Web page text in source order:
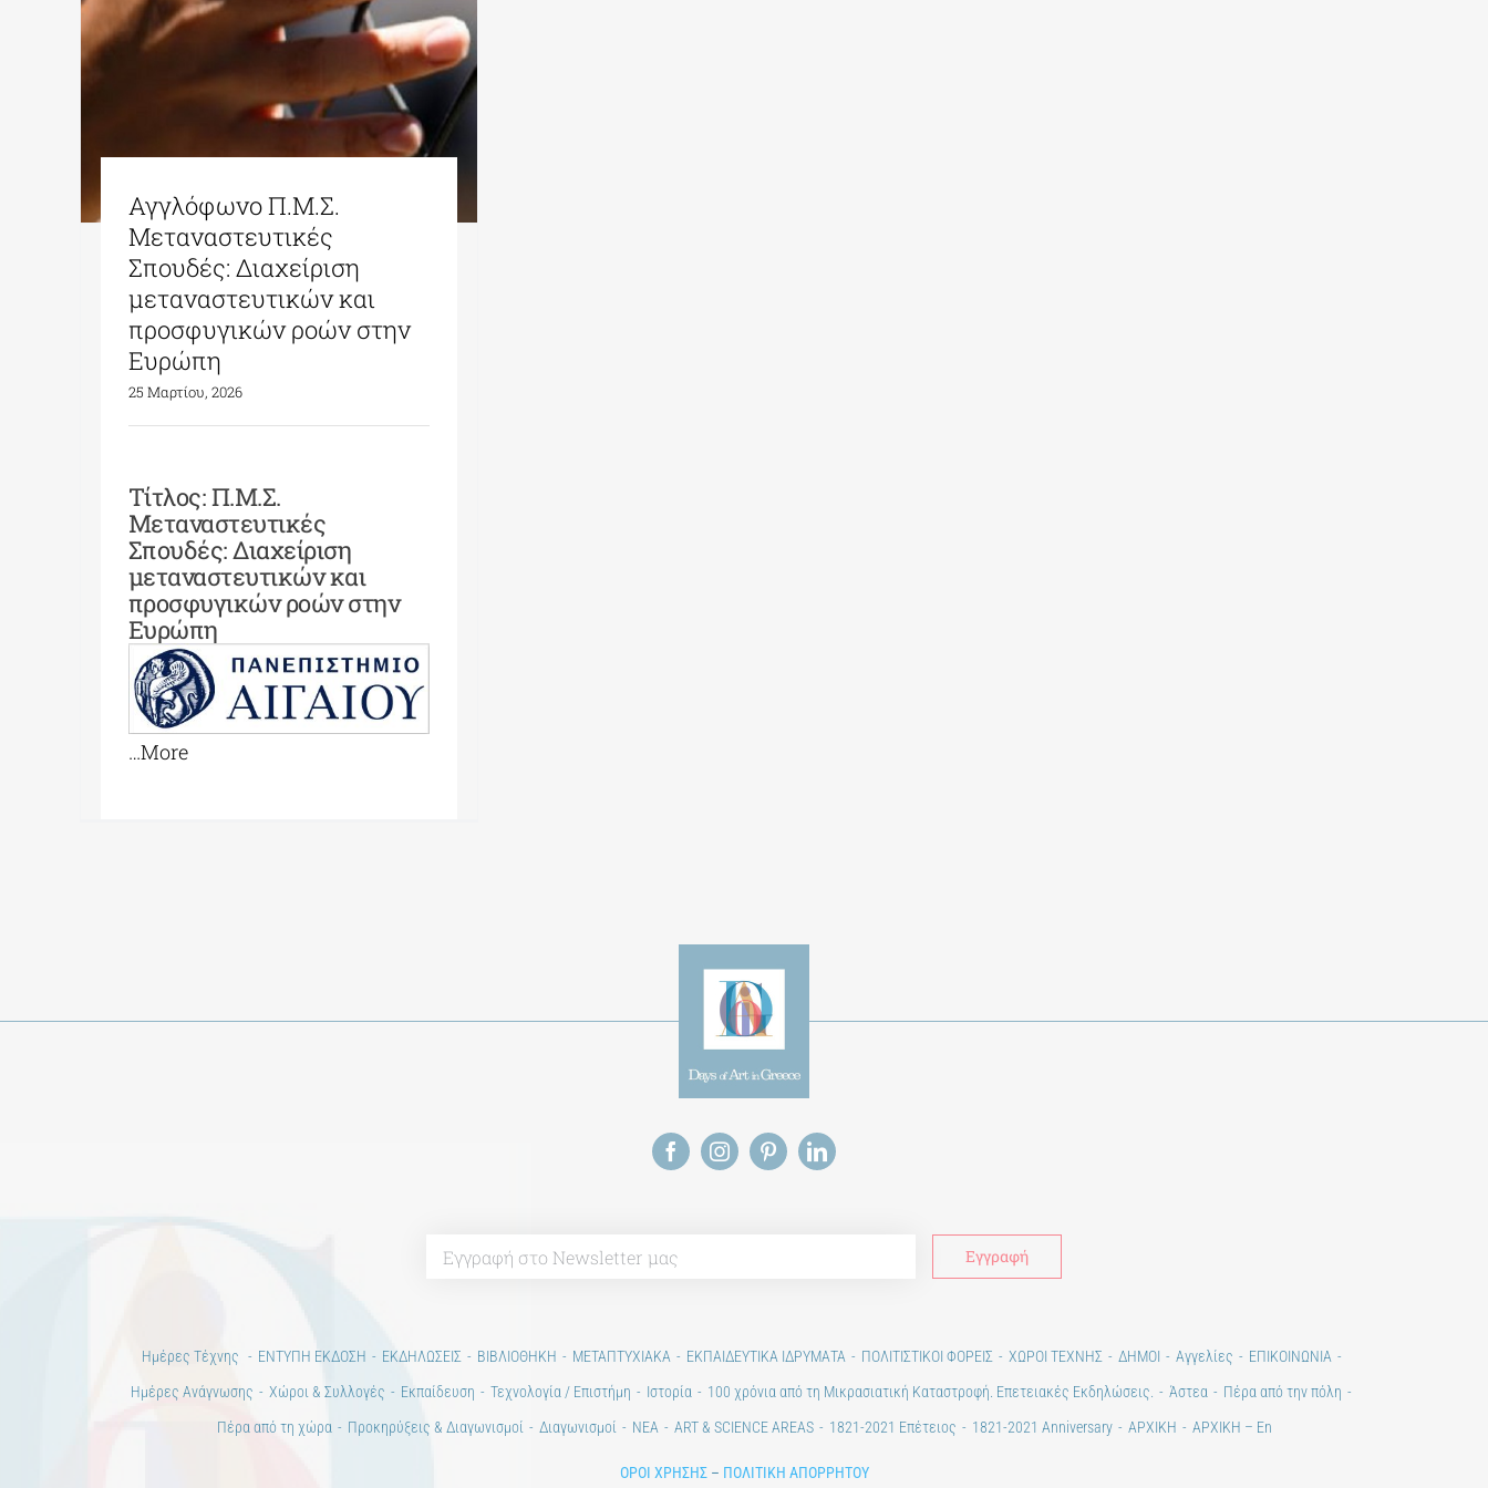
Αγγλόφωνο Π.Μ.Σ.
Μεταναστευτικές
Σπουδές: Διαχείριση
μεταναστευτικών και
προσφυγικών ροών στην
Ευρώπη
25 Μαρτίου, 2026
Τίτλος: Π.Μ.Σ.
Μεταναστευτικές
Σπουδές: Διαχείριση
μεταναστευτικών και
προσφυγικών ροών στην
Ευρώπη
…More
Ημέρες Τέχνης ΕΝΤΥΠΗ ΕΚΔΟΣΗ ΕΚΔΗΛΩΣΕΙΣ ΒΙΒΛΙΟΘΗΚΗ ΜΕΤΑΠΤΥΧΙΑΚΑ ΕΚΠΑΙΔΕΥΤΙΚΑ ΙΔΡΥΜΑΤΑ ΠΟΛΙΤΙΣΤΙΚΟΙ ΦΟΡΕΙΣ ΧΩΡΟΙ ΤΕΧΝΗΣ ΔΗΜΟΙ Αγγελίες
ΕΠΙΚΟΙΝΩΝΙΑ
Ημέρες Ανάγνωσης
Χώροι & Συλλογές Εκπαίδευση Τεχνολογία / Επιστήμη Ιστορία 100 χρόνια από τη Μικρασιατική Καταστροφή. Επετειακές Εκδηλώσεις. Άστεα
Πέρα από την πόλη
Πέρα από τη χώρα
Προκηρύξεις & Διαγωνισμοί Διαγωνισμοί ΝΕΑ ART & SCIENCE AREAS 1821-2021 Επέτειος 1821-2021 Anniversary ΑΡΧΙΚΗ ΑΡΧΙΚΗ – En
ΟΡΟΙ ΧΡΗΣΗΣ– ΠΟΛΙΤΙΚΗ ΑΠΟΡΡΗΤΟΥ